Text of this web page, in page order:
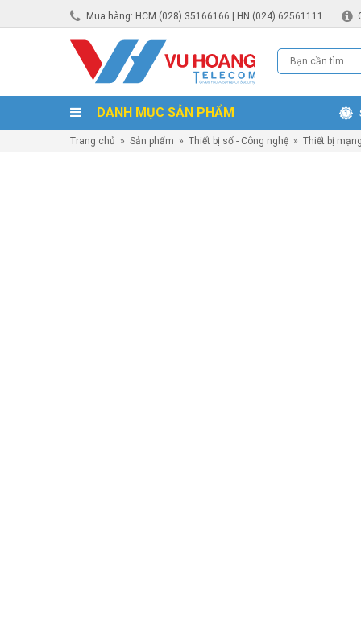
Mua hàng: HCM (028) 35166166 | HN (024) 62561111
DANH MỤC SẢN PHẨM
Trang chủ » Sản phẩm » Thiết bị số - Công nghệ » Thiết bị mạng